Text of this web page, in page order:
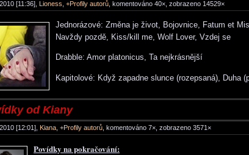
[11:36], Lioness +Profily autorů , komentováno 40×, zobrazeno 14529×
Jednorázové: Změna je život, Bojovnice, Fatum et
Navždy pozdě, Kiss/kill me, Wolf Lover, Vzdej se
Drabble: Amor platonicus, Ta nejkrásnější
Kapitolové: Když zapadne slunce (rozepsaná), Duha
od Kiany
[12:01], Kiana +Profily autorů , komentováno 7×, zobrazeno 3571×
Povídky na pokračování: